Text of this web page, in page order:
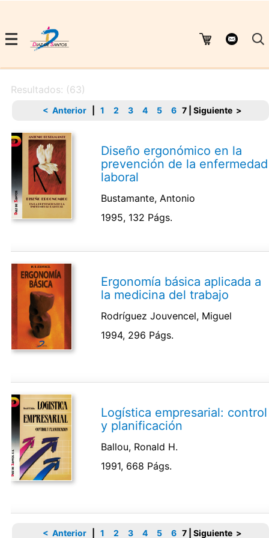
Resultados: (63)
< Anterior 1 2 3 4 5 6 7 Siguiente >
Diseño ergonómico en la
prevención de la enfermedad
laboral
Bustamante, Antonio
1995, 132 Págs.
Ergonomía básica aplicada a
la medicina del trabajo
Rodríguez Jouvencel, Miguel
1994, 296 Págs.
Logística empresarial: control
y planificación
Ballou, Ronald H.
1991, 668 Págs.
< Anterior 1 2 3 4 5 6 7 Siguiente >